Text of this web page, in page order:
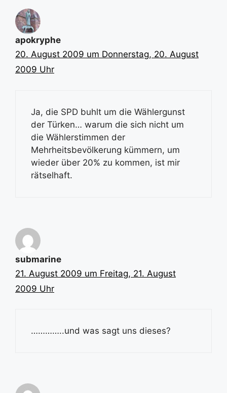
apokryphe
20. August 2009 um Donnerstag, 20. August
2009 Uhr
Ja, die SPD buhlt um die Wählergunst
der Türken… warum die sich nicht um
die Wählerstimmen der
Mehrheitsbevölkerung kümmern, um
wieder über 20% zu kommen, ist mir
rätselhaft.
submarine
21. August 2009 um Freitag, 21. August
2009 Uhr
…………..und was sagt uns dieses?